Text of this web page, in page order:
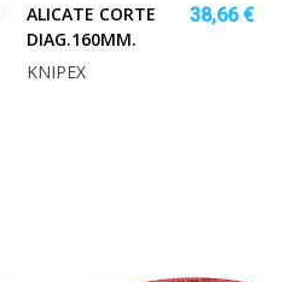
ALICATE CORTE
DIAG.160MM.
38,66 €
KNIPEX